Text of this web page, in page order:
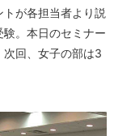
が各担当者より説
。本日のセミナー
回、女子の部は3